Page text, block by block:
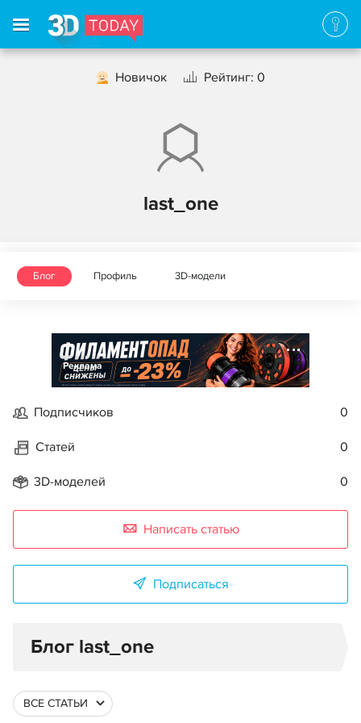
Новичок Рейтинг: 0
last_one
Блог Профиль 3D-модели
Реклама
Подписчиков 0
Статей 0
3D-моделей 0
Написать статью
Подписаться
Блог last_one
ВСЕ СТАТЬИ